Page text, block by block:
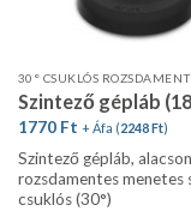
Szintező gépláb
1770 Ft + Áfa (2248Ft)
Szintező gépláb,
rozsdamentes menetes
csuklós (30°)